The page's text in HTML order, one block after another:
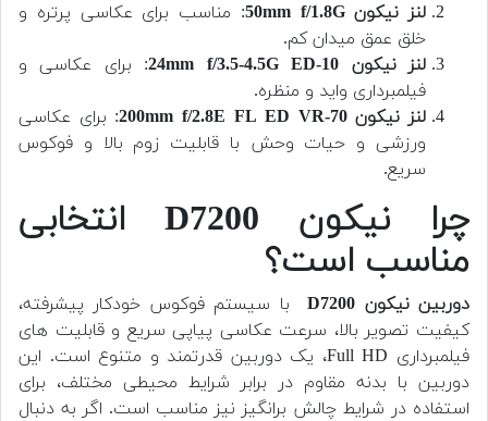
لنز نیکون 50mm f/1.8G
: مناسب برای عکاسی پرتره و
خلق عمق میدان کم.
لنز نیکون 10-24mm f/3.5-4.5G ED
: برای عکاسی و
فیلمبرداری واید و منظره.
لنز نیکون 70-200mm f/2.8E FL ED VR
: برای عکاسی
ورزشی و حیات وحش با قابلیت زوم بالا و فوکوس
سریع.
چرا نیکون D7200 انتخابی
مناسب است؟
دوربین نیکون D7200
با سیستم فوکوس خودکار پیشرفته،
کیفیت تصویر بالا، سرعت عکاسی پیاپی سریع و قابلیت های
فیلمبرداری Full HD، یک دوربین قدرتمند و متنوع است. این
دوربین با بدنه مقاوم در برابر شرایط محیطی مختلف، برای
استفاده در شرایط چالش برانگیز نیز مناسب است. اگر به دنبال